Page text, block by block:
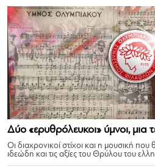
Δύο «ερυθρόλευκοι» ύμνοι, μια
Οι διαχρονικοί στίχοι και η μουσική
ιδεώδη και τις αξίες του Θρύλου του